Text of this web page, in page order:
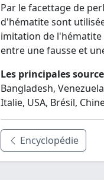
Par le facettage de
d'hématite sont
imitation de l'hématite
entre une fausse et
Les principales
Bangladesh,
Italie, USA, Brésil,
Encyclopédie